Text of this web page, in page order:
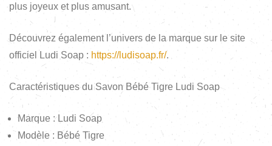
plus joyeux et plus amusant.
Découvrez également l’univers de la marque sur le site
officiel Ludi Soap : https://ludisoap.fr/.
Caractéristiques du Savon Bébé Tigre Ludi Soap
Marque : Ludi Soap
Modèle : Bébé Tigre